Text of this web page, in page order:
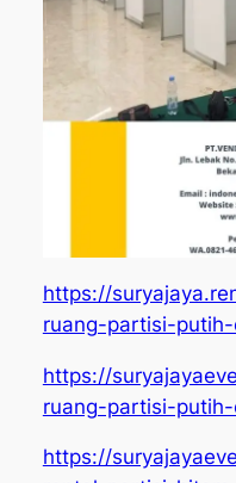
https://
ruang-partisi-
https://
ruang-partisi-
https://